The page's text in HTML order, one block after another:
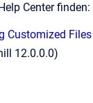
Center finden:
Customized Files
12.0.0.0)